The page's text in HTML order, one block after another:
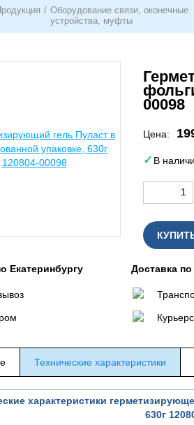
/ Оборудование связи, оконечные
устройства, муфты
00098
Цена:
В
Екатеринбургу Доставка
Технические характеристики
характеристики
630г